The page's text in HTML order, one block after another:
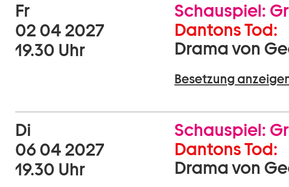
Fr
02 04 2027
19.30 Uhr
Schauspiel:
Dantons Tod:
Drama von
Besetzung
Di
06 04 2027
19.30 Uhr
Schauspiel:
Dantons Tod:
Drama von